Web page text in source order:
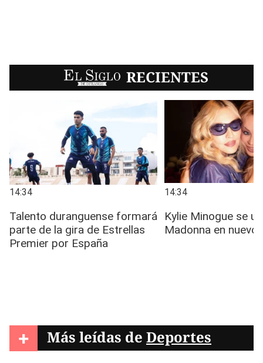
EL SIGLO RECIENTES
+ Más leídas de Deportes